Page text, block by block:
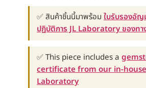
✅ สินค้าชิ้นนี้มาพร้อม ใบรับรองอั
ปฏิบัติการ JL Laboratory ของทา
✅ This piece includes a
certificate from our in-house
Laboratory